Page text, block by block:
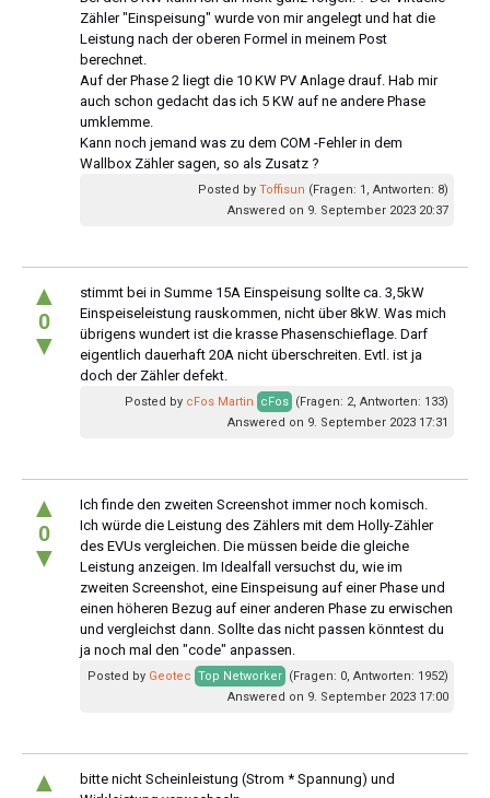
Zähler "Einspeisung" wurde von mir angelegt und hat die
Leistung nach der oberen Formel in meinem Post
berechnet.
Auf der Phase 2 liegt die 10 KW PV Anlage drauf. Hab mir
auch schon gedacht das ich 5 KW auf ne andere Phase
umklemme.
Kann noch jemand was zu dem COM -Fehler in dem
Wallbox Zähler sagen, so als Zusatz ?
Posted by Toffisun (Fragen: 1, Antworten: 8)
Answered on 9. September 2023 20:37
▲
0
▼
stimmt bei in Summe 15A Einspeisung sollte ca. 3,5kW
Einspeiseleistung rauskommen, nicht über 8kW. Was mich
übrigens wundert ist die krasse Phasenschieflage. Darf
eigentlich dauerhaft 20A nicht überschreiten. Evtl. ist ja
doch der Zähler defekt.
Posted by cFos Martin cFos (Fragen: 2, Antworten: 133)
Answered on 9. September 2023 17:31
▲
0
▼
Ich finde den zweiten Screenshot immer noch komisch.
Ich würde die Leistung des Zählers mit dem Holly-Zähler
des EVUs vergleichen. Die müssen beide die gleiche
Leistung anzeigen. Im Idealfall versuchst du, wie im
zweiten Screenshot, eine Einspeisung auf einer Phase und
einen höheren Bezug auf einer anderen Phase zu erwischen
und vergleichst dann. Sollte das nicht passen könntest du
ja noch mal den "code" anpassen.
Posted by Geotec Top Networker (Fragen: 0, Antworten: 1952)
Answered on 9. September 2023 17:00
▲
bitte nicht Scheinleistung (Strom * Spannung) und